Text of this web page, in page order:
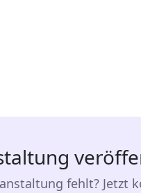
fehlt? Jetzt